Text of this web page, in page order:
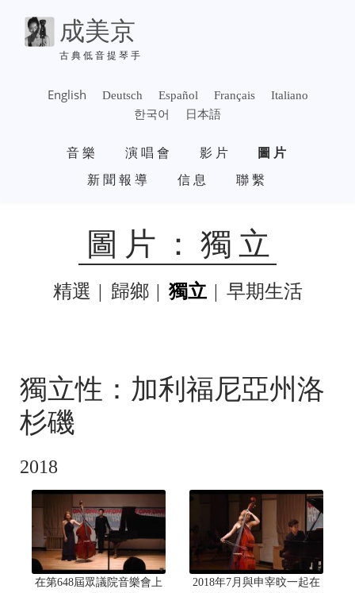
成美京
古典低音提琴手
English Deutsch Español Français
Italiano
한국어
日本語
音樂 演唱會 影片
圖片
新聞報導
信息 聯繫
圖片：獨立
SUBMENU
精選 歸鄉 獨立 早期生活
獨立性：加利福尼亞州洛
杉磯
2018
在第648屆眾議院音樂會上
2018年7月與申宰旼一起在